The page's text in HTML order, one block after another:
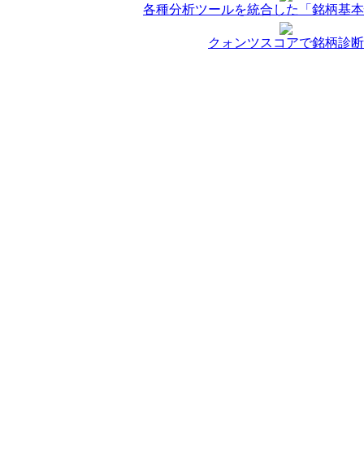
各種分析ツールを統合した「銘柄基
クォンツスコアで銘柄診断